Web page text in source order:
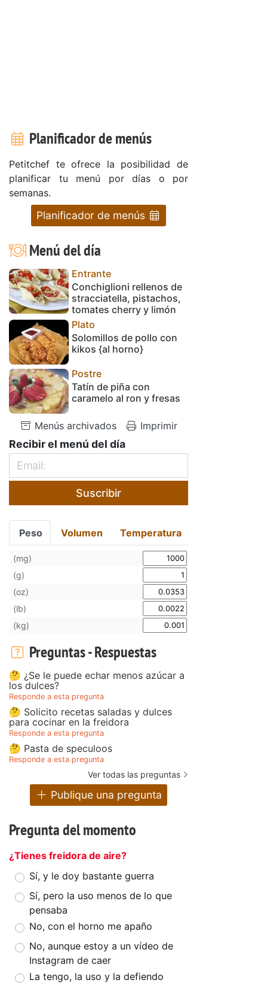
Planificador de menús
Petitchef te ofrece la posibilidad de
planificar tu menú por días o por
semanas.
Planificador de menús
Menú del día
Entrante
Conchiglioni rellenos de
stracciatella, pistachos,
tomates cherry y limón
Plato
Solomillos de pollo con
kikos {al horno}
Postre
Tatín de piña con
caramelo al ron y fresas
Menús archivados Imprimir
Recibir el menú del día
Suscribir
Peso Volumen Temperatura
(mg)
(g)
(oz)
(lb)
(kg)
Preguntas - Respuestas
🤔 ¿Se le puede echar menos azúcar a
los dulces?
Responde a esta pregunta
🤔 Solicito recetas saladas y dulces
para cocinar en la freidora
Responde a esta pregunta
🤔 Pasta de speculoos
Responde a esta pregunta
Ver todas las preguntas
Publique una pregunta
Pregunta del momento
¿Tienes freidora de aire?
Sí, y le doy bastante guerra
Sí, pero la uso menos de lo que
pensaba
No, con el horno me apaño
No, aunque estoy a un vídeo de
Instagram de caer
La tengo, la uso y la defiendo